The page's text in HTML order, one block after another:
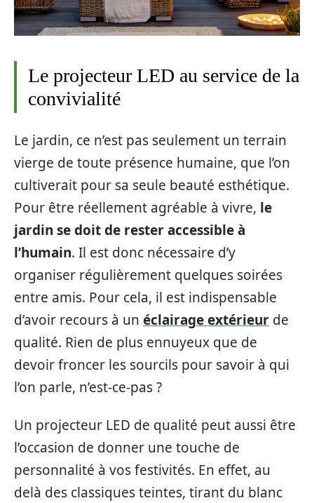
Le projecteur LED au service de la
convivialité
Le jardin, ce n’est pas seulement un terrain
vierge de toute présence humaine, que l’on
cultiverait pour sa seule beauté esthétique.
Pour être réellement agréable à vivre, le
jardin se doit de rester accessible à
l’humain. Il est donc nécessaire d’y
organiser régulièrement quelques soirées
entre amis. Pour cela, il est indispensable
d’avoir recours à un éclairage extérieur de
qualité. Rien de plus ennuyeux que de
devoir froncer les sourcils pour savoir à qui
l’on parle, n’est-ce-pas ?
Un projecteur LED de qualité peut aussi être
l’occasion de donner une touche de
personnalité à vos festivités. En effet, au
delà des classiques teintes, tirant du blanc